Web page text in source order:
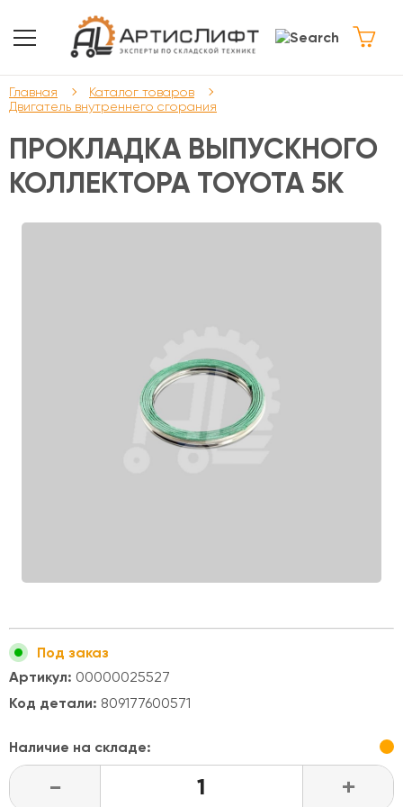
Главная
Каталог товаров
Двигатель внутреннего сгорания
ПРОКЛАДКА ВЫПУСКНОГО
КОЛЛЕКТОРА TOYOTA 5K
Под заказ
Артикул: 00000025527
Код детали: 809177600571
Наличие на складе:
- +